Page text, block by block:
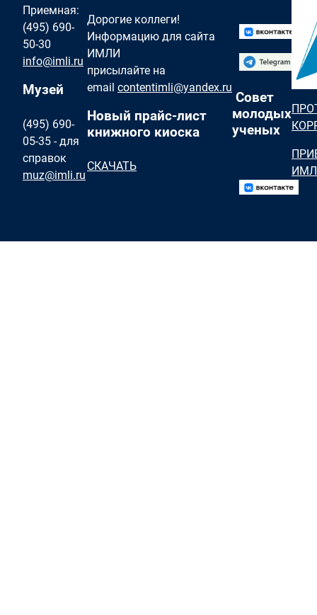
Приемная:
(495) 690-
50-30
info@imli.ru
Музей
(495) 690-
05-35 - для
справок
muz@imli.ru
Дорогие коллеги!
Информацию для сайта
ИМЛИ
присылайте на
email contentimli@yandex.ru
Новый прайс-лист
книжного киоска
СКАЧАТЬ
Совет
молодых
ученых